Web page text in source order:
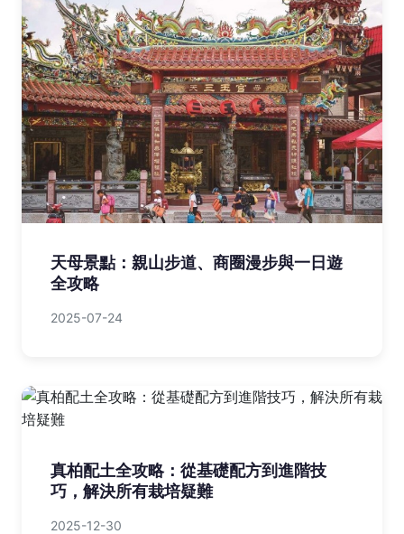
天母景點：親山步道、商圈漫步與一日遊
全攻略
2025-07-24
真柏配土全攻略：從基礎配方到進階技
巧，解決所有栽培疑難
2025-12-30